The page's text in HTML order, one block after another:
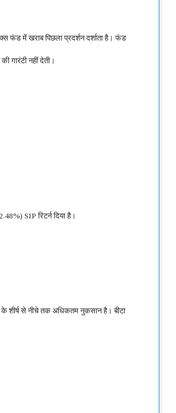
में खराब पिछला प्रदर्शन दर्शाता है। फंड
गारंटी नहीं देती।
SIP रिटर्न दिया है।
के शीर्ष से नीचे तक अधिकतम नुकसान है। बीटा